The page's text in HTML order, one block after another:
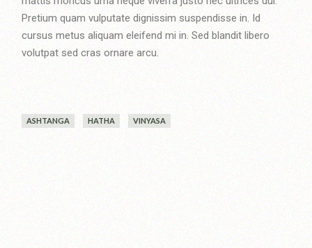
Pretium quam vulputate dignissim suspendisse in. Id
cursus metus aliquam eleifend mi in. Sed blandit libero
volutpat sed cras ornare arcu.
ASHTANGA HATHA VINYASA